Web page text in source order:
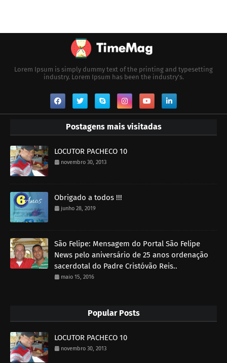
Lorem Ipsum is simply dummy text of the printing and typesetting
industry. Lorem Ipsum has been the industry's.
Postagens mais visitadas
LOCUTOR PACHECO 10
novembro 30, 2013
Obrigado a todos !!!
junho 28, 2019
São Felipe: Mensagem do Portal São Felipe
News pelo aniversário de 25 anos ordenação
sacerdotal do Padre Cristóvão Reis..
maio 15, 2016
Popular Posts
LOCUTOR PACHECO 10
novembro 30, 2013